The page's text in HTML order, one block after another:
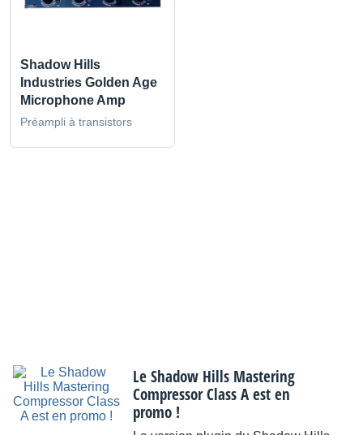
Shadow Hills
Industries Golden Age
Microphone Amp
Préampli à transistors
Le Shadow Hills Mastering
Compressor Class A est en
promo !